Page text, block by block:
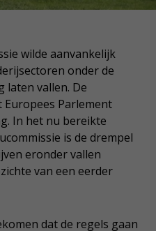
wilde aanvankelijk
onder de
laten vallen. De
Europees Parlement
In het nu bereikte
is de drempel
eronder vallen
van een eerder
dat de regels gaan